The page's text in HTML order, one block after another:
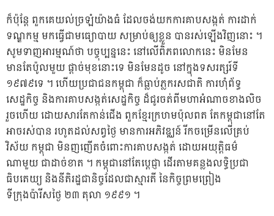
ក៏ប៉ុន្តែ ពួកគេយល់ច្រឡំយ៉ាងធំ ដែលចង់យកការគាបសង្កត់ ការដាក់
ទណ្ឌកម្ម មកធ្វើជាមធ្យោបាយ សម្រាប់ឲ្យខ្លួន បានរស់ឡើងវិញនោះ ។
សូមទាញអារម្មណ៍ថា បច្ចុប្បន្ននេះ នៅលើពិភពលោកនេះ មិនមែន
មានតែប៉ូលមួយ ផ្តាច់មុខនោះទេ មិនមែនដូច នៅក្នុងទសរត្សរ៍ទី
១៩៧៩ទេ ។ ហើយប្រជាជនកម្ពុជា ក៏ធ្លាប់ភ្លករសជាតិ ការហុំព័ទ្ធ
សេដ្ឋកិច្ច និងការគាបសង្កត់សេដ្ឋកិច្ច ដ៏ជូរចត់ពីមហាអំណាចខាងលិច
រួចហើយ ដោយសារតែកាន់ជើង ពួកខ្មែរក្រហមប៉ុលពត តែកម្ពុជានៅតែ
អាចរស់បាន រហូតដល់សព្វថ្ងៃ មានការអភិវឌ្ឈន៍ រីកចម្រើនលើគ្រប់
វិស័យ កម្ពុជា មិនញញើតចំពោះការគាបសង្កត់ ដោយអយុត្តិធម៌
ណាមួយ ជាដាច់ខាត ។ កម្ពុជានៅតែប្តេជ្ញា ដើរតាមគន្លងលទ្ធិប្រជា
ធិបតេយ្យ និងនីតិរដ្ឋជានិច្ចដែលជាស្មារតី នៃកិច្ចព្រមព្រៀង
ទីក្រុងប៉ារីសថ្ងៃ ២៣ តុលា ១៩៩១ ។